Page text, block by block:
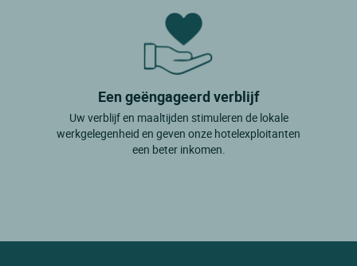
Een geëngageerd verblijf
Uw verblijf en maaltijden stimuleren de lokale
werkgelegenheid en geven onze hotelexploitanten
een beter inkomen.